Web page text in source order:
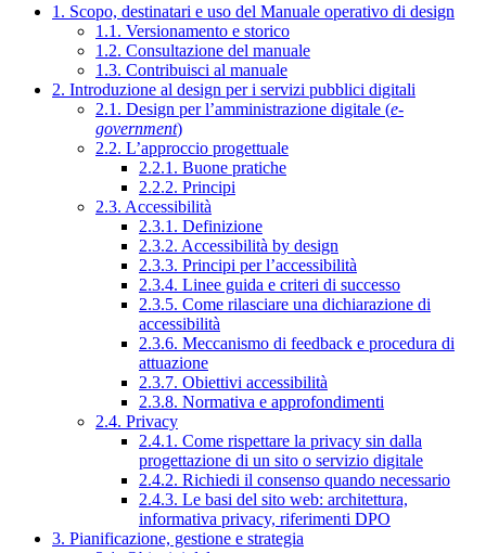
1. Scopo, destinatari e uso del Manuale operativo di design
1.1. Versionamento e storico
1.2. Consultazione del manuale
1.3. Contribuisci al manuale
2. Introduzione al design per i servizi pubblici digitali
2.1. Design per l’amministrazione digitale (e-
government)
2.2. L’approccio progettuale
2.2.1. Buone pratiche
2.2.2. Principi
2.3. Accessibilità
2.3.1. Definizione
2.3.2. Accessibilità by design
2.3.3. Principi per l’accessibilità
2.3.4. Linee guida e criteri di successo
2.3.5. Come rilasciare una dichiarazione di
accessibilità
2.3.6. Meccanismo di feedback e procedura di
attuazione
2.3.7. Obiettivi accessibilità
2.3.8. Normativa e approfondimenti
2.4. Privacy
2.4.1. Come rispettare la privacy sin dalla
progettazione di un sito o servizio digitale
2.4.2. Richiedi il consenso quando necessario
2.4.3. Le basi del sito web: architettura,
informativa privacy, riferimenti DPO
3. Pianificazione, gestione e strategia